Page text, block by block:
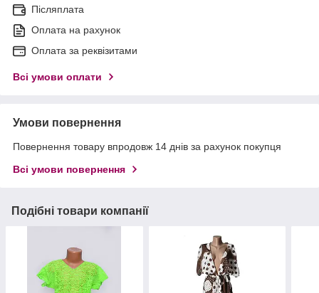
Післяплата
Оплата на рахунок
Оплата за реквізитами
Всі умови оплати
Умови повернення
Повернення товару впродовж 14 днів за рахунок покупця
Всі умови повернення
Подібні товари компанії